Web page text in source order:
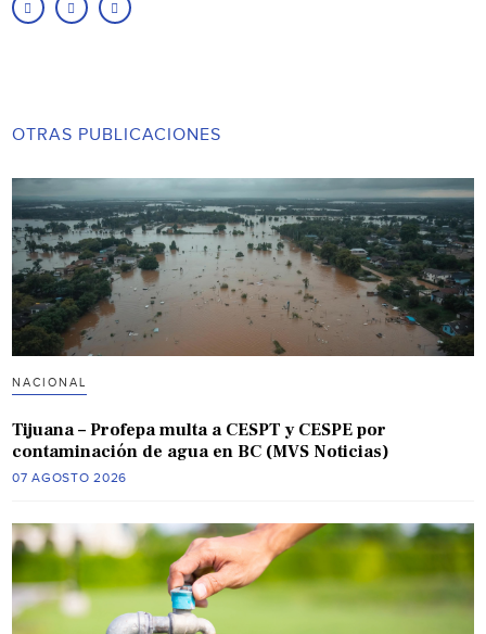
OTRAS PUBLICACIONES
NACIONAL
Tijuana – Profepa multa a CESPT y CESPE por
contaminación de agua en BC (MVS Noticias)
07 AGOSTO 2026